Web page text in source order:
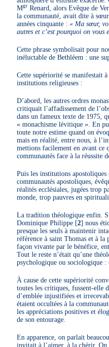
Mgr Renard, alors Evêque de
la communauté, avait dite à
années cinquante :« Ma sœur,
autres et c’est pourquoi on vous
Cette phrase symbolisait pour
inéluctable de Bethléem : une
Cette supériorité se manifestait
institutions religieuses :
D’abord, les autres ordres
critiquait l’affadissement de
dans un fameux texte de 1975,
« monachisme lévitique ». En
toute notre estime quand on
mais en réalité, entre nous, à
mettions facilement en avant ce
communautés face à la réussite
Puis les institutions apostoliques
communautés apostoliques,
réalités ecclésiales, jugées trop
monde, trop pauvres en
La tradition théologique enfin.
Dominique Philippe [2] nous
presque les seuls à maintenir
référence à saint Thomas et à la
façon vivante par le bénéfice,
Tout le reste n’était qu’une
psychologique ou sociologique :
À cause de cette supériorité
toutes les critiques, fussent-elle
d’emblée injustifiées et
étaient occultées à la
les appréciations positives et
de son entourage.
En apparence, on parlait
invitait à l’aimer, à la chérir. On